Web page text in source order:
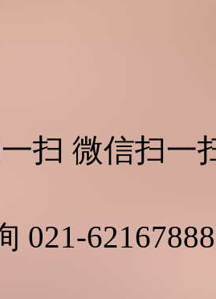
微信扫一
021-62167888